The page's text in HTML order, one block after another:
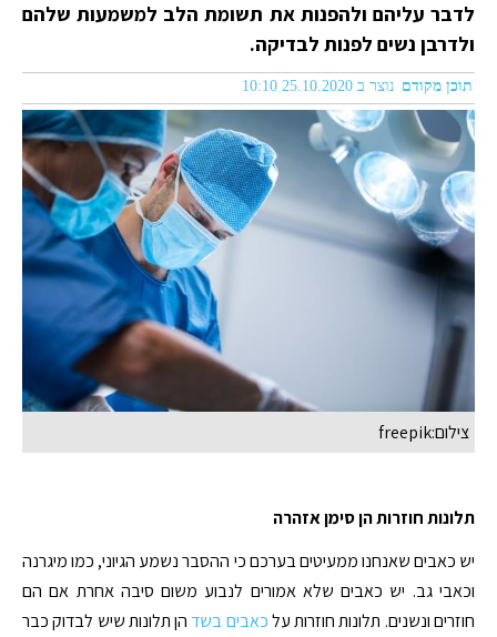
לדבר עליהם ולהפנות את תשומת הלב למשמעות שלהם
ולדרבן נשים לפנות לבדיקה.
תוכן מקודם נוצר ב 25.10.2020 10:10
צילום:freepik
תלונות חוזרות הן סימן אזהרה
יש כאבים שאנחנו ממעיטים בערכם כי ההסבר נשמע הגיוני, כמו מיגרנה
וכאבי גב. יש כאבים שלא אמורים לנבוע משום סיבה אחרת אם הם
חוזרים ונשנים. תלונות חוזרות עלכאבים בשדהן תלונות שיש לבדוק כבר